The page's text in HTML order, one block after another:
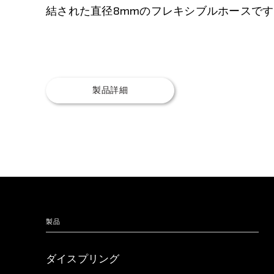
結された直径8mmのフレキシブルホースです
製品詳細
製品
ダイスプリング